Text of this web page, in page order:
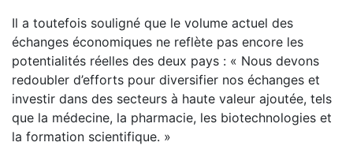
Il a toutefois souligné que le volume actuel des
échanges économiques ne reflète pas encore les
potentialités réelles des deux pays : « Nous devons
redoubler d’efforts pour diversifier nos échanges et
investir dans des secteurs à haute valeur ajoutée, tels
que la médecine, la pharmacie, les biotechnologies et
la formation scientifique. »